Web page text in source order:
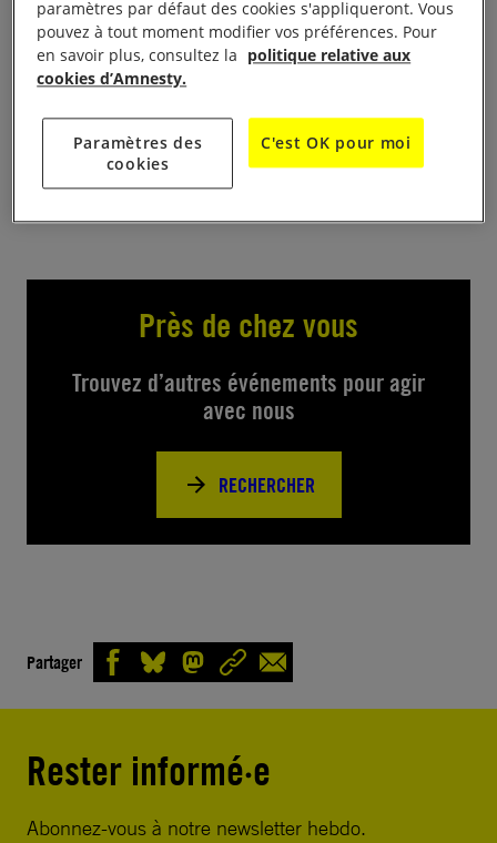
19h, dimanche, de 10 h à 18 h, salle des fêtes,
place de l’Hôtel de Ville.
Contact :
amnesty.villefontaine@gmail.com
Près de chez vous
Trouvez d’autres événements pour agir
avec nous
RECHERCHER
Partager
Rester informé·e
Abonnez-vous à notre newsletter hebdo.
paramètres par défaut des cookies s'appliqueront. Vous
pouvez à tout moment modifier vos préférences. Pour
en savoir plus, consultez la politique relative aux
cookies d’Amnesty.
Paramètres des
cookies
C'est OK pour moi